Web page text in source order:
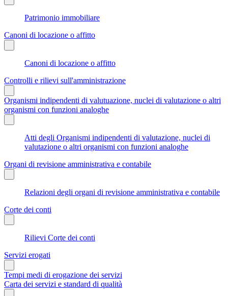
Patrimonio immobiliare
Canoni di locazione o affitto
Canoni di locazione o affitto
Controlli e rilievi sull'amministrazione
Organismi indipendenti di valutuazione, nuclei di valutazione o altri
organismi con funzioni analoghe
Atti degli Organismi indipendenti di valutazione, nuclei di
valutazione o altri organismi con funzioni analoghe
Organi di revisione amministrativa e contabile
Relazioni degli organi di revisione amministrativa e contabile
Corte dei conti
Rilievi Corte dei conti
Servizi erogati
Tempi medi di erogazione dei servizi
Carta dei servizi e standard di qualità